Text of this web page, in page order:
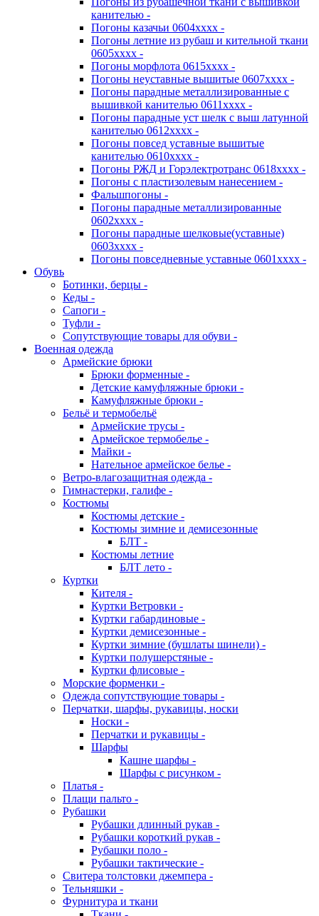
канителью -
Погоны казачьи 0604хххх -
Погоны летние из рубаш и кительной ткани
0605хххх -
Погоны морфлота 0615хххх -
Погоны неуставные вышитые 0607хххх -
Погоны парадные металлизированные с
вышивкой канителью 0611хххх -
Погоны парадные уст шелк с выш латунной
канителью 0612хххх -
Погоны повсед уставные вышитые
канителью 0610хххх -
Погоны РЖД и Горэлектротранс 0618хххх -
Погоны с пластизолевым нанесением -
Фальшпогоны -
Погоны парадные металлизированные
0602хххх -
Погоны парадные шелковые(уставные)
0603хххх -
Погоны повседневные уставные 0601хххх -
Обувь
Ботинки, берцы -
Кеды -
Сапоги -
Туфли -
Сопутствующие товары для обуви -
Военная одежда
Армейские брюки
Брюки форменные -
Детские камуфляжные брюки -
Камуфляжные брюки -
Бельё и термобельё
Армейские трусы -
Армейское термобелье -
Майки -
Нательное армейское белье -
Ветро-влагозащитная одежда -
Гимнастерки, галифе -
Костюмы
Костюмы детские -
Костюмы зимние и демисезонные
БЛТ -
Костюмы летние
БЛТ лето -
Куртки
Кителя -
Куртки Ветровки -
Куртки габардиновые -
Куртки демисезонные -
Куртки зимние (бушлаты шинели) -
Куртки полушерстяные -
Куртки флисовые -
Морские форменки -
Одежда сопутствующие товары -
Перчатки, шарфы, рукавицы, носки
Носки -
Перчатки и рукавицы -
Шарфы
Кашне шарфы -
Шарфы с рисунком -
Платья -
Плащи пальто -
Рубашки
Рубашки длинный рукав -
Рубашки короткий рукав -
Рубашки поло -
Рубашки тактические -
Свитера толстовки джемпера -
Тельняшки -
Фурнитура и ткани